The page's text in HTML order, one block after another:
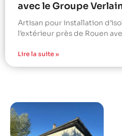
avec le Groupe
Artisan pour installation
l’extérieur près de Rouen
Lire la suite »